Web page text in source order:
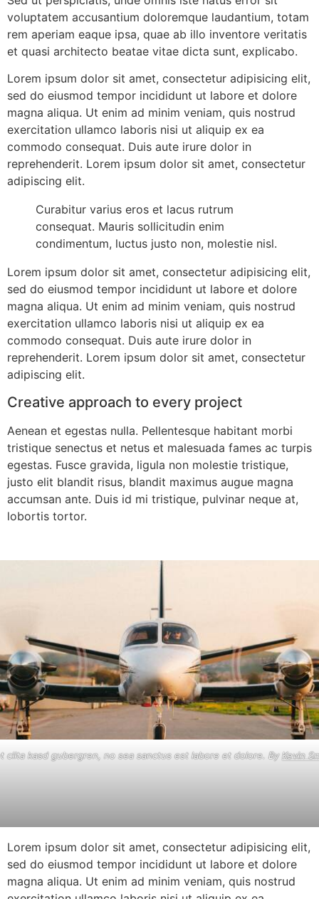
voluptatem accusantium doloremque laudantium, totam
rem aperiam eaque ipsa, quae ab illo inventore veritatis
et quasi architecto beatae vitae dicta sunt, explicabo.
Lorem ipsum dolor sit amet, consectetur adipisicing elit,
sed do eiusmod tempor incididunt ut labore et dolore
magna aliqua. Ut enim ad minim veniam, quis nostrud
exercitation ullamco laboris nisi ut aliquip ex ea
commodo consequat. Duis aute irure dolor in
reprehenderit. Lorem ipsum dolor sit amet, consectetur
adipiscing elit.
Curabitur varius eros et lacus rutrum
consequat. Mauris sollicitudin enim
condimentum, luctus justo non, molestie nisl.
Lorem ipsum dolor sit amet, consectetur adipisicing elit,
sed do eiusmod tempor incididunt ut labore et dolore
magna aliqua. Ut enim ad minim veniam, quis nostrud
exercitation ullamco laboris nisi ut aliquip ex ea
commodo consequat. Duis aute irure dolor in
reprehenderit. Lorem ipsum dolor sit amet, consectetur
adipiscing elit.
Creative approach to every project
Aenean et egestas nulla. Pellentesque habitant morbi
tristique senectus et netus et malesuada fames ac turpis
egestas. Fusce gravida, ligula non molestie tristique,
justo elit blandit risus, blandit maximus augue magna
accumsan ante. Duis id mi tristique, pulvinar neque at,
lobortis tortor.
clita kasd gubergren, no sea sanctus est labore et dolore. ByKevin
Lorem ipsum dolor sit amet, consectetur adipisicing elit,
sed do eiusmod tempor incididunt ut labore et dolore
magna aliqua. Ut enim ad minim veniam, quis nostrud